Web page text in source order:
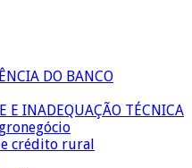
DO BANCO
E INADEQUAÇÃO TÉCNICA
crédito rural